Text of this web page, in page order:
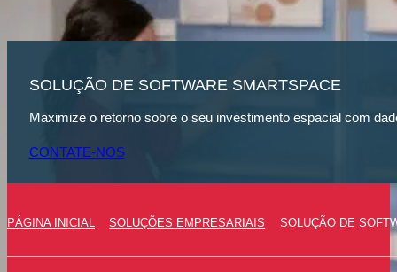
SOLUÇÃO DE SOFTWARE SMARTSPACE
Maximize o retorno sobre o seu investimento espacial com
CONTATE-NOS
PÁGINA INICIAL SOLUÇÕES EMPRESARIAIS SOLUÇÃO DE